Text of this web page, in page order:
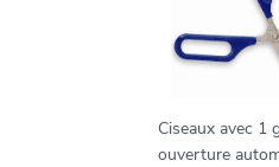
Ciseaux avec 1
ouverture